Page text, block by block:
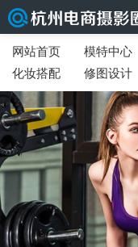
网站首页 模特中心
化妆搭配
修图设计